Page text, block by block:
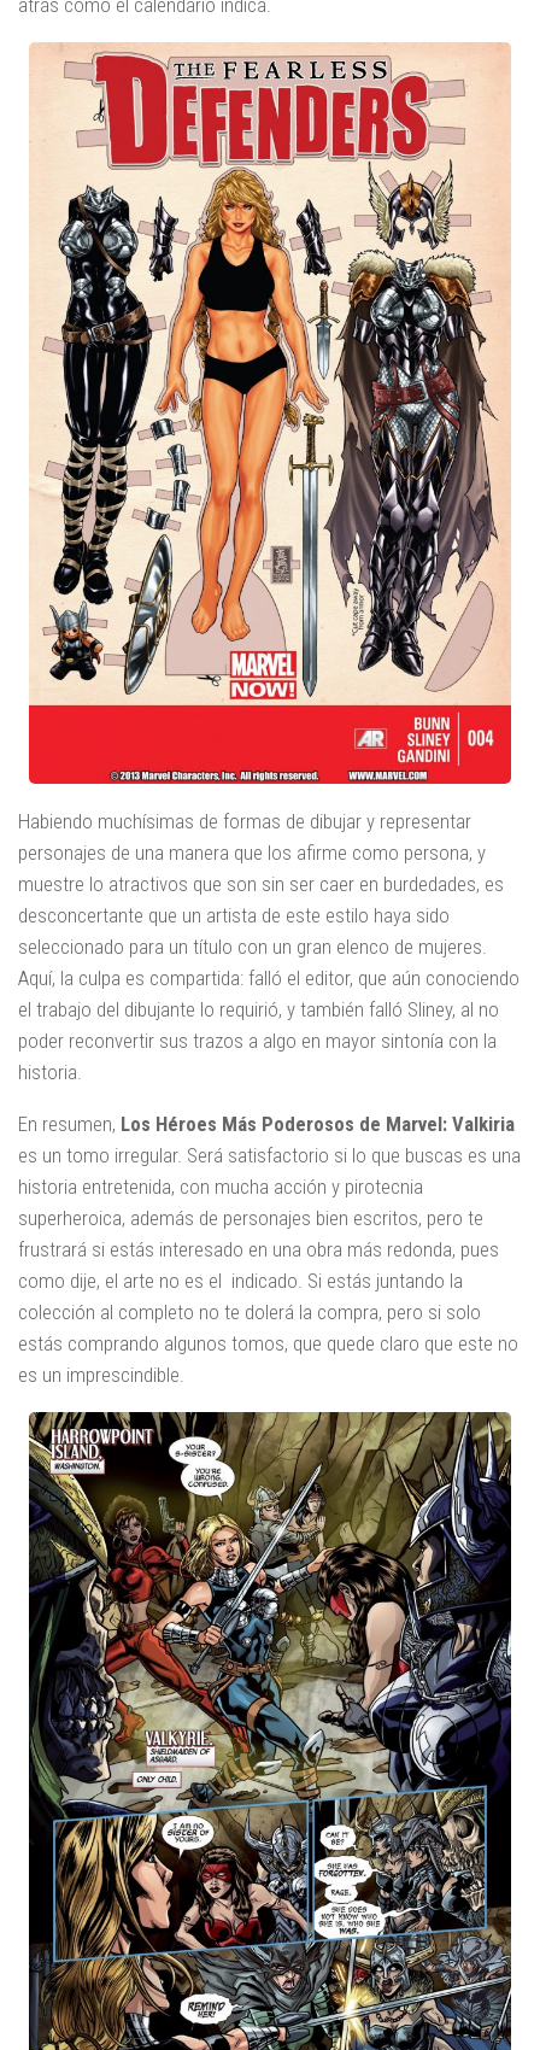
Habiendo muchísimas de formas de dibujar y representar
personajes de una manera que los afirme como persona, y
muestre lo atractivos que son sin ser caer en burdedades, es
desconcertante que un artista de este estilo haya sido
seleccionado para un título con un gran elenco de mujeres.
Aquí, la culpa es compartida: falló el editor, que aún conociendo
el trabajo del dibujante lo requirió, y también falló Sliney, al no
poder reconvertir sus trazos a algo en mayor sintonía con la
historia.
En resumen, Los Héroes Más Poderosos de Marvel: Valkiria
es un tomo irregular. Será satisfactorio si lo que buscas es una
historia entretenida, con mucha acción y pirotecnia
superheroica, además de personajes bien escritos, pero te
frustrará si estás interesado en una obra más redonda, pues
como dije, el arte no es el indicado. Si estás juntando la
colección al completo no te dolerá la compra, pero si solo
estás comprando algunos tomos, que quede claro que este no
es un imprescindible.